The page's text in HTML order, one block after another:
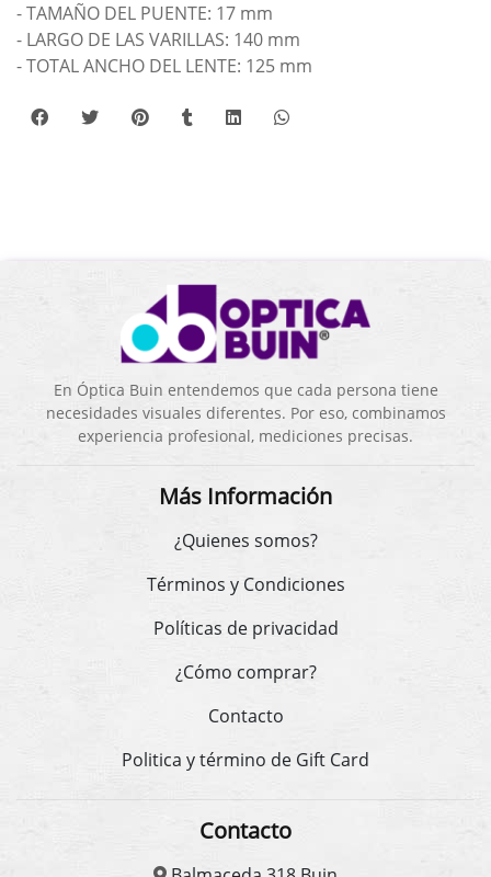
- TAMAÑO DEL PUENTE: 17 mm
- LARGO DE LAS VARILLAS: 140 mm
- TOTAL ANCHO DEL LENTE: 125 mm
En Óptica Buin entendemos que cada persona tiene
necesidades visuales diferentes. Por eso, combinamos
experiencia profesional, mediciones precisas.
Más Información
¿Quienes somos?
Términos y Condiciones
Políticas de privacidad
¿Cómo comprar?
Contacto
Politica y término de Gift Card
Contacto